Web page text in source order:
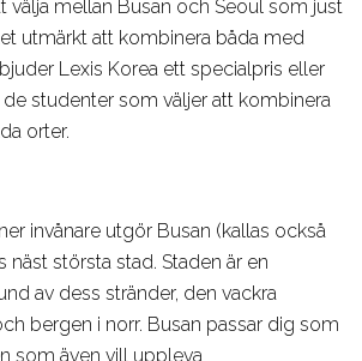
välja mellan Busan och Seoul som just
utmärkt att kombinera båda med
Lexis Korea ett specialpris eller
studenter som väljer att kombinera
orter.
invånare utgör Busan (kallas också
näst största stad. Staden är en
av dess stränder, den vackra
bergen i norr. Busan passar dig som
som även vill uppleva